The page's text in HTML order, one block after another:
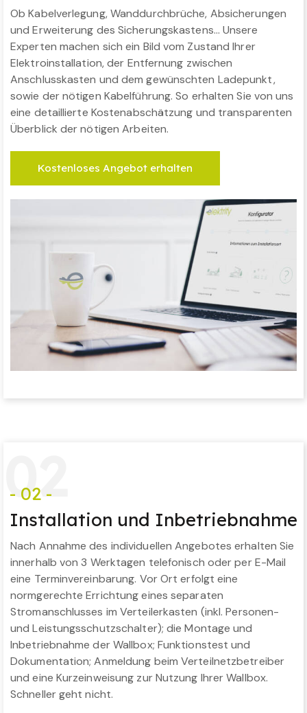
Ob Kabelverlegung, Wanddurchbrüche, Absicherungen
und Erweiterung des Sicherungskastens… Unsere
Experten machen sich ein Bild vom Zustand Ihrer
Elektroinstallation, der Entfernung zwischen
Anschlusskasten und dem gewünschten Ladepunkt,
sowie der nötigen Kabelführung. So erhalten Sie von uns
eine detaillierte Kostenabschätzung und transparenten
Überblick der nötigen Arbeiten.
Kostenloses Angebot erhalten
02
- 02 -
Installation und Inbetriebnahme
Nach Annahme des individuellen Angebotes erhalten Sie
innerhalb von 3 Werktagen telefonisch oder per E-Mail
eine Terminvereinbarung. Vor Ort erfolgt eine
normgerechte Errichtung eines separaten
Stromanschlusses im Verteilerkasten (inkl. Personen-
und Leistungsschutzschalter); die Montage und
Inbetriebnahme der Wallbox; Funktionstest und
Dokumentation; Anmeldung beim Verteilnetzbetreiber
und eine Kurzeinweisung zur Nutzung Ihrer Wallbox.
Schneller geht nicht.